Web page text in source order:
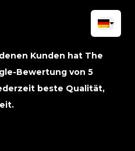
Kunden hat The
Bewertung von 5
beste Qualität,